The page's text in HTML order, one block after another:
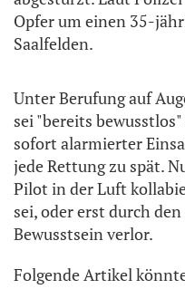
Opfer um einen 35-
Saalfelden.
Unter Berufung auf
sei "bereits
sofort alarmierter
jede Rettung zu spät.
Pilot in der Luft
sei, oder erst durch
Bewusstsein verlor.
Folgende Artikel